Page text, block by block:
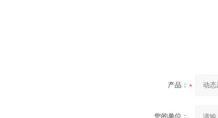
产品：
您的单位：